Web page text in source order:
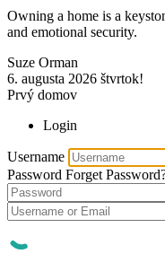
Owning a home is a
and emotional security.
Suze Orman
6. augusta 2026 štvrtok!
Prvý domov
Login
Username
Password Forget